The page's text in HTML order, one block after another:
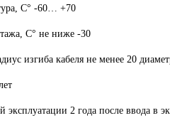
С° -60… +70
С° не ниже -30
изгиба кабеля не менее 20
эксплуатации 2 года после ввода в